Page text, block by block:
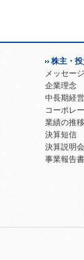
株主・
メッセージ
企業理念
中長期経
コーポレ
業績の推移
決算短信
決算説明会
事業報告書